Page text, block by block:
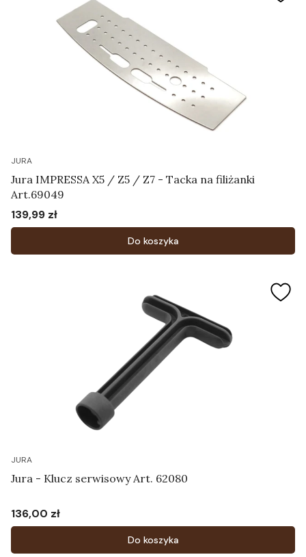
JURA
Jura IMPRESSA X5 / Z5 / Z7 - Tacka na filiżanki
Art.69049
Cena
139,99 zł
Do koszyka
JURA
Jura - Klucz serwisowy Art. 62080
Cena
136,00 zł
Do koszyka